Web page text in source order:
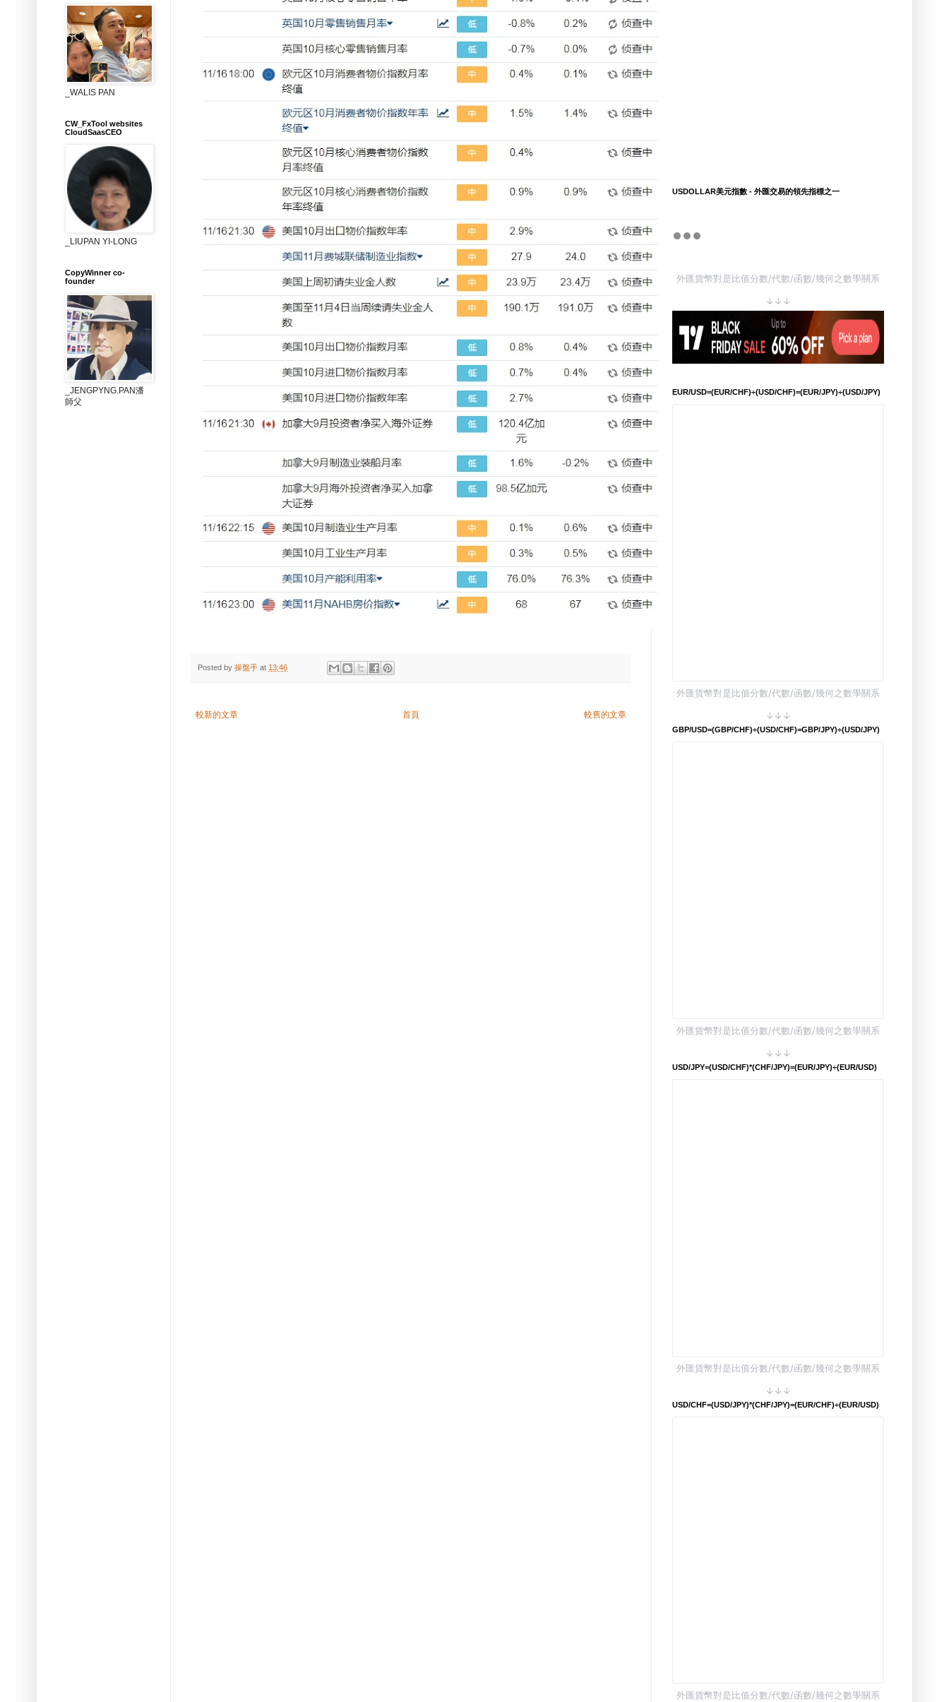
Posted by 操盤手 at 13:46
較新的文章 較舊的文章
首頁
_WALIS PAN
CW_FxTool websites
CloudSaasCEO
_LIUPAN YI-LONG
CopyWinner co-
founder
_JENGPYNG.PAN潘
師父
USDOLLAR美元指數 - 外匯交易的領先指標之一
外匯貨幣對是比值分數/代數/函數/幾何之數學關系
↓↓↓
EUR/USD=(EUR/CHF)÷(USD/CHF)=(EUR/JPY)÷(USD/JPY)
外匯貨幣對是比值分數/代數/函數/幾何之數學關系
↓↓↓
GBP/USD=(GBP/CHF)÷(USD/CHF)=GBP/JPY)÷(USD/JPY)
外匯貨幣對是比值分數/代數/函數/幾何之數學關系
↓↓↓
USD/JPY=(USD/CHF)*(CHF/JPY)=(EUR/JPY)÷(EUR/USD)
外匯貨幣對是比值分數/代數/函數/幾何之數學關系
↓↓↓
USD/CHF=(USD/JPY)*(CHF/JPY)=(EUR/CHF)÷(EUR/USD)
外匯貨幣對是比值分數/代數/函數/幾何之數學關系